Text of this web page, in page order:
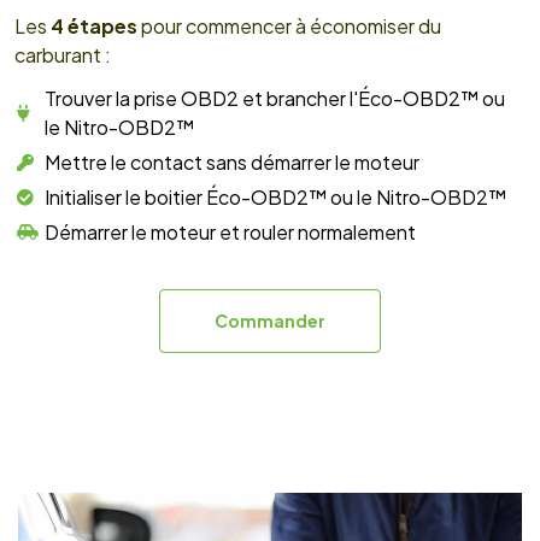
Les 4 étapespour commencer à économiser du
carburant :
Trouver la prise OBD2 et brancher l'Éco-OBD2™ ou
le Nitro-OBD2™
Mettre le contact sans démarrer le moteur
Initialiser le boitier Éco-OBD2™ ou le Nitro-OBD2™
Démarrer le moteur et rouler normalement
Commander